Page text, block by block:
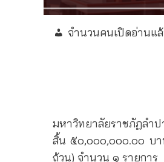
จำนวนคนเปิดอ่านแล้
มหาวิทยาลัยราชภัฏลําป
สิ้น ๕๐,๐๐๐,๐๐๐.๐๐ บา
ถ้วน) จํานวน ๑ รายการ